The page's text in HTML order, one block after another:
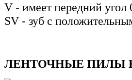
V - имеет передний угол
SV - зуб с
ЛЕНТОЧНЫЕ ПИЛЫ